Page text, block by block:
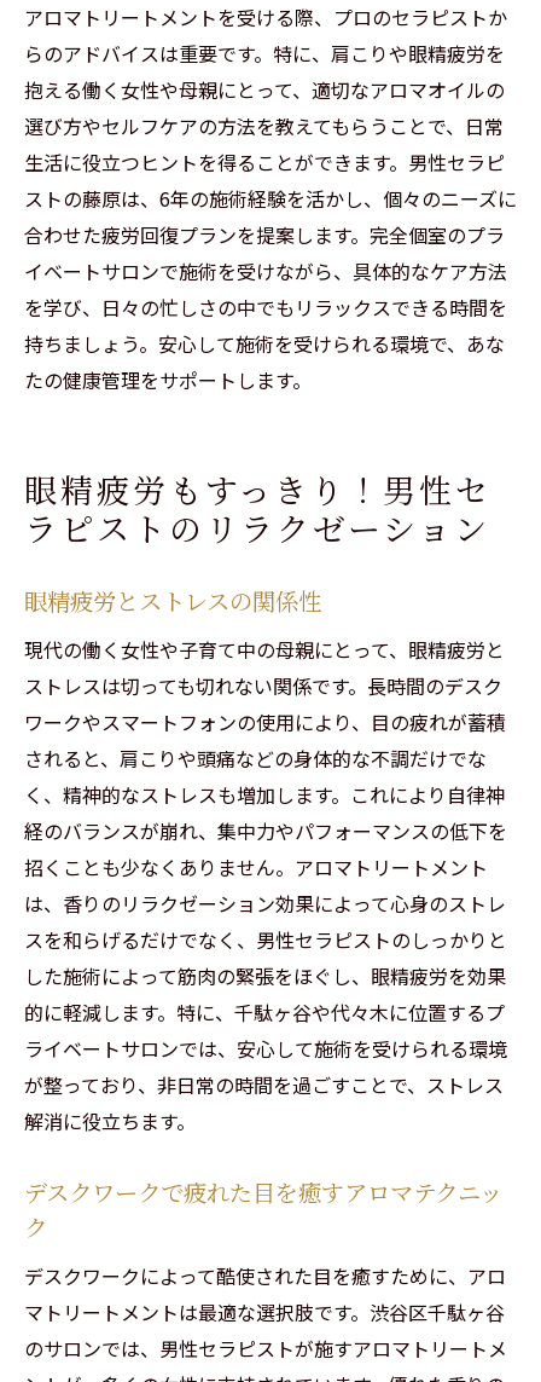
アロマトリートメントを受ける際、プロのセラピストか
らのアドバイスは重要です。特に、肩こりや眼精疲労を
抱える働く女性や母親にとって、適切なアロマオイルの
選び方やセルフケアの方法を教えてもらうことで、日常
生活に役立つヒントを得ることができます。男性セラピ
ストの藤原は、6年の施術経験を活かし、個々のニーズに
合わせた疲労回復プランを提案します。完全個室のプラ
イベートサロンで施術を受けながら、具体的なケア方法
を学び、日々の忙しさの中でもリラックスできる時間を
持ちましょう。安心して施術を受けられる環境で、あな
たの健康管理をサポートします。
眼精疲労もすっきり！男性セ
ラピストのリラクゼーション
眼精疲労とストレスの関係性
現代の働く女性や子育て中の母親にとって、眼精疲労と
ストレスは切っても切れない関係です。長時間のデスク
ワークやスマートフォンの使用により、目の疲れが蓄積
されると、肩こりや頭痛などの身体的な不調だけでな
く、精神的なストレスも増加します。これにより自律神
経のバランスが崩れ、集中力やパフォーマンスの低下を
招くことも少なくありません。アロマトリートメント
は、香りのリラクゼーション効果によって心身のストレ
スを和らげるだけでなく、男性セラピストのしっかりと
した施術によって筋肉の緊張をほぐし、眼精疲労を効果
的に軽減します。特に、千駄ヶ谷や代々木に位置するプ
ライベートサロンでは、安心して施術を受けられる環境
が整っており、非日常の時間を過ごすことで、ストレス
解消に役立ちます。
デスクワークで疲れた目を癒すアロマテクニッ
ク
デスクワークによって酷使された目を癒すために、アロ
マトリートメントは最適な選択肢です。渋谷区千駄ヶ谷
のサロンでは、男性セラピストが施すアロマトリートメ